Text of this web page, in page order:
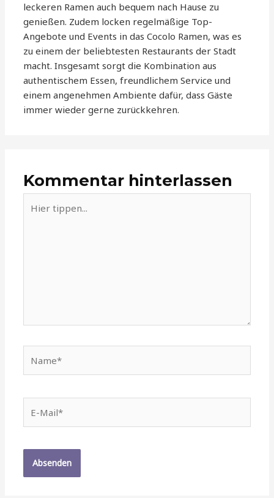
leckeren Ramen auch bequem nach Hause zu
genießen. Zudem locken regelmäßige Top-
Angebote und Events in das Cocolo Ramen, was es
zu einem der beliebtesten Restaurants der Stadt
macht. Insgesamt sorgt die Kombination aus
authentischem Essen, freundlichem Service und
einem angenehmen Ambiente dafür, dass Gäste
immer wieder gerne zurückkehren.
Kommentar hinterlassen
tippen...
Mail*